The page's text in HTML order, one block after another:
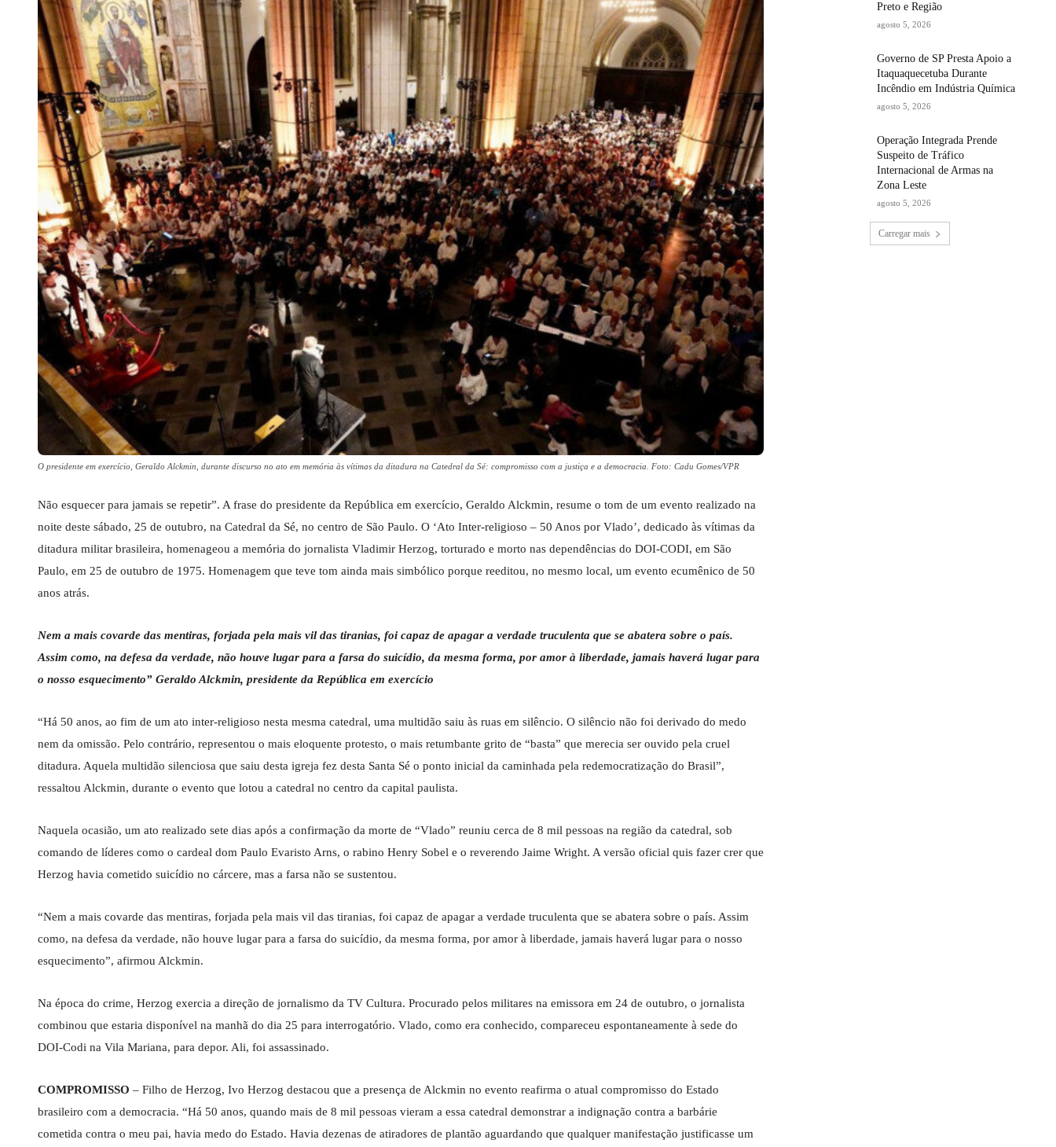
O presidente em exercício, Geraldo Alckmin, durante discurso no ato em memória às vítimas da ditadura na Catedral da Sé: compromisso com a justiça e a democracia. Foto: Cadu Gomes/VPR
Não esquecer para jamais se repetir”. A frase do presidente da República em exercício, Geraldo Alckmin, resume o tom de um evento realizado na
noite deste sábado, 25 de outubro, na Catedral da Sé, no centro de São Paulo. O ‘Ato Inter-religioso – 50 Anos por Vlado’, dedicado às vítimas da
ditadura militar brasileira, homenageou a memória do jornalista Vladimir Herzog, torturado e morto nas dependências do DOI-CODI, em São
Paulo, em 25 de outubro de 1975. Homenagem que teve tom ainda mais simbólico porque reeditou, no mesmo local, um evento ecumênico de 50
anos atrás.
Nem a mais covarde das mentiras, forjada pela mais vil das tiranias, foi capaz de apagar a verdade truculenta que se abatera sobre o país.
Assim como, na defesa da verdade, não houve lugar para a farsa do suicídio, da mesma forma, por amor à liberdade, jamais haverá lugar para
o nosso esquecimento” Geraldo Alckmin, presidente da República em exercício
“Há 50 anos, ao fim de um ato inter-religioso nesta mesma catedral, uma multidão saiu às ruas em silêncio. O silêncio não foi derivado do medo
nem da omissão. Pelo contrário, representou o mais eloquente protesto, o mais retumbante grito de “basta” que merecia ser ouvido pela cruel
ditadura. Aquela multidão silenciosa que saiu desta igreja fez desta Santa Sé o ponto inicial da caminhada pela redemocratização do Brasil”,
ressaltou Alckmin, durante o evento que lotou a catedral no centro da capital paulista.
Naquela ocasião, um ato realizado sete dias após a confirmação da morte de “Vlado” reuniu cerca de 8 mil pessoas na região da catedral, sob
comando de líderes como o cardeal dom Paulo Evaristo Arns, o rabino Henry Sobel e o reverendo Jaime Wright. A versão oficial quis fazer crer que
Herzog havia cometido suicídio no cárcere, mas a farsa não se sustentou.
“Nem a mais covarde das mentiras, forjada pela mais vil das tiranias, foi capaz de apagar a verdade truculenta que se abatera sobre o país. Assim
como, na defesa da verdade, não houve lugar para a farsa do suicídio, da mesma forma, por amor à liberdade, jamais haverá lugar para o nosso
esquecimento”, afirmou Alckmin.
Na época do crime, Herzog exercia a direção de jornalismo da TV Cultura. Procurado pelos militares na emissora em 24 de outubro, o jornalista
combinou que estaria disponível na manhã do dia 25 para interrogatório. Vlado, como era conhecido, compareceu espontaneamente à sede do
DOI-Codi na Vila Mariana, para depor. Ali, foi assassinado.
COMPROMISSO – Filho de Herzog, Ivo Herzog destacou que a presença de Alckmin no evento reafirma o atual compromisso do Estado
brasileiro com a democracia. “Há 50 anos, quando mais de 8 mil pessoas vieram a essa catedral demonstrar a indignação contra a barbárie
cometida contra o meu pai, havia medo do Estado. Havia dezenas de atiradores de plantão aguardando que qualquer manifestação justificasse um
Preto e Região
agosto 5, 2026
Governo de SP Presta Apoio a
Itaquaquecetuba Durante
Incêndio em Indústria Química
agosto 5, 2026
Operação Integrada Prende
Suspeito de Tráfico
Internacional de Armas na
Zona Leste
agosto 5, 2026
Carregar mais